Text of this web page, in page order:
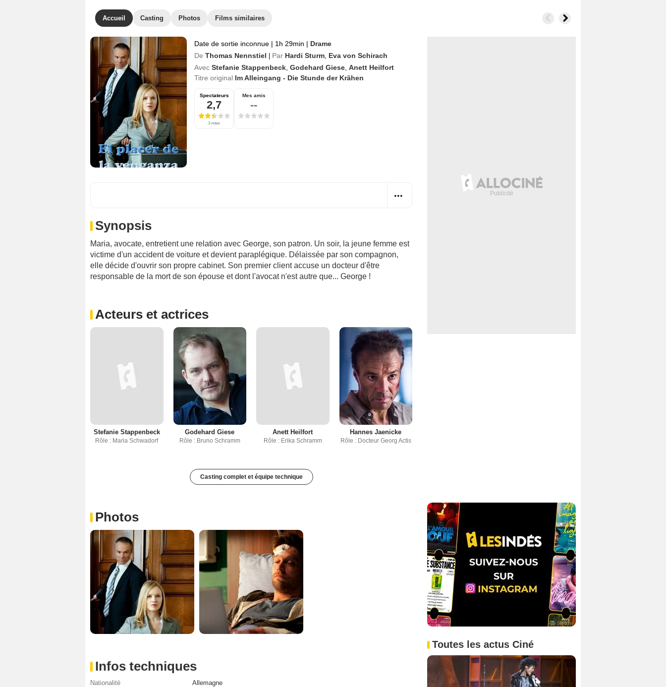
Accueil Casting Photos Films similaires
Date de sortie inconnue | 1h 29min | Drame
De Thomas Nennstiel Par Hardi Sturm Eva von Schirach
Avec Stefanie Stappenbeck Godehard Giese Anett Heilfort
Titre original Im Alleingang - Die Stunde der Krähen
Spectateurs
2,7
3 notes
Mes amis
--
Synopsis
Maria, avocate, entretient une relation avec George, son patron. Un soir, la jeune femme est
victime d'un accident de voiture et devient paraplégique. Délaissée par son compagnon,
elle décide d'ouvrir son propre cabinet. Son premier client accuse un docteur d'être
responsable de la mort de son épouse et dont l'avocat n'est autre que... George !
Acteurs et actrices
Stefanie Stappenbeck
Rôle : Maria Schwadorf
Godehard Giese
Rôle : Bruno Schramm
Anett Heilfort
Rôle : Erika Schramm
Hannes Jaenicke
Rôle : Docteur Georg Actis
Casting complet et équipe technique
Photos
Infos techniques
Nationalité
Allemagne
Toutes les actus Ciné